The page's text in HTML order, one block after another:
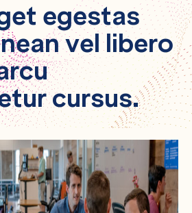
egestas
vel libero
cursus.